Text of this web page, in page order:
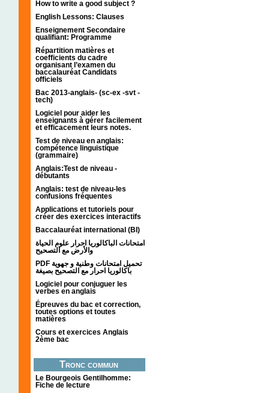
How to write a good subject ?
English Lessons: Clauses
Enseignement Secondaire
qualifiant: Programme
Répartition matières et
coefficients du cadre
organisant l’examen du
baccalauréat Candidats
officiels
Bac 2013-anglais- (sc-ex -svt -
tech)
Logiciel pour aider les
enseignants à gérer facilement
et efficacement leurs notes.
Test de niveau en anglais:
compétence linguistique
(grammaire)
Anglais:Test de niveau -
débutants
Anglais: test de niveau-les
confusions fréquentes
Applications et tutoriels pour
créer des exercices interactifs
Baccalauréat international (BI)
امتحانات الباكالوريا احرار علوم الحياة
والأرض مع التصحيح
PDF تحميل امتحانات وطنية و جهوية
باكالوريا احرار مع التصحيح بصيغة
Logiciel pour conjuguer les
verbes en anglais
Épreuves du bac et correction,
toutes options et toutes
matières
Cours et exercices Anglais
2ème bac
Tronc commun
Le Bourgeois Gentilhomme:
Fiche de lecture